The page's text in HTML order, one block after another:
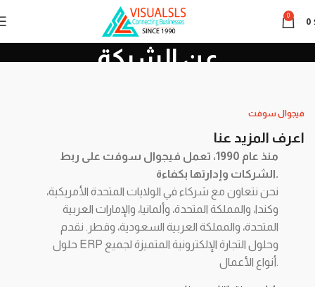
0
0
عن الشركة
فيجوال سوفت
اعرف المزيد عنا
منذ عام 1990، تعمل فيجوال سوفت على ربط
الشركات وإدارتها بكفاءة.
نحن نتعاون مع شركاء في الولايات المتحدة الأمريكية،
وكندا، والمملكة المتحدة، وألمانيا، والإمارات العربية
المتحدة، والمملكة العربية السعودية، وقطر. نقدم
حلول ERP وحلول التجارة الإلكترونية المتميزة لجميع